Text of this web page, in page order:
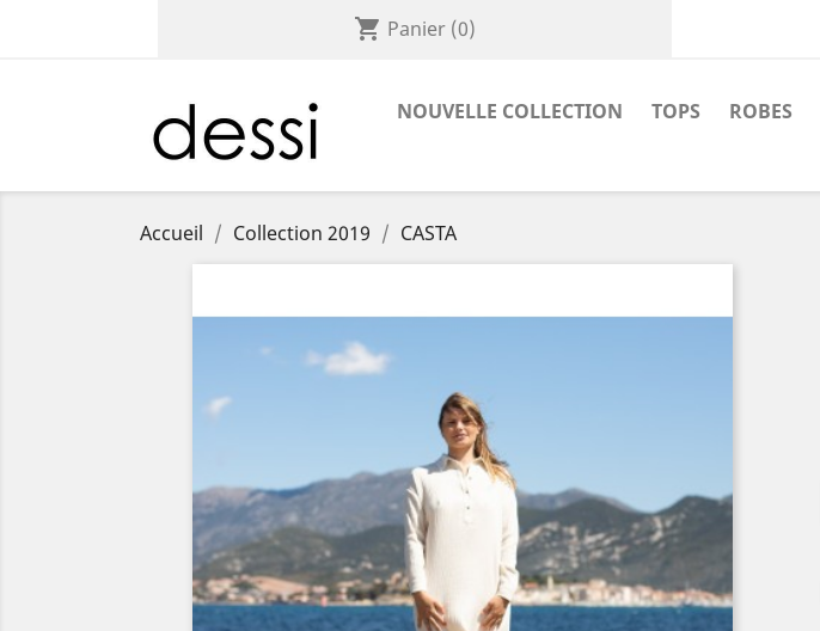
shopping_cart Panier (0)
NOUVELLE COLLECTION TOPS ROBES
Accueil Collection 2019 CASTA